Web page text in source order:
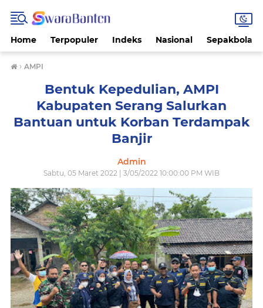
Home Terpopuler Indeks Nasional Sepakbola
› AMPI
Bentuk Kepedulian, AMPI
Kabupaten Serang Salurkan
Bantuan untuk Korban Terdampak
Banjir
Admin
Sabtu, 05 Maret 2022 | 3/05/2022 10:00:00 PM WIB